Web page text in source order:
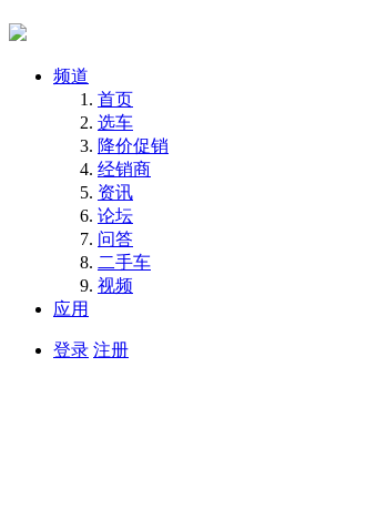
频道
首页
选车
降价促销
经销商
资讯
论坛
问答
二手车
视频
应用
登录 注册